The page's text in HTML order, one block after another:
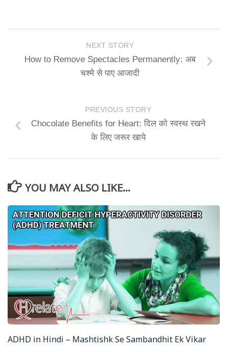
NEXT STORY
How to Remove Spectacles Permanently: अब
चश्मे से पाए आजादी
PREVIOUS STORY
Chocolate Benefits for Heart: दिल को स्वस्थ रखने
के लिए जरूर खाये
YOU MAY ALSO LIKE...
ADHD in Hindi – Mashtishk Se Sambandhit Ek Vikar